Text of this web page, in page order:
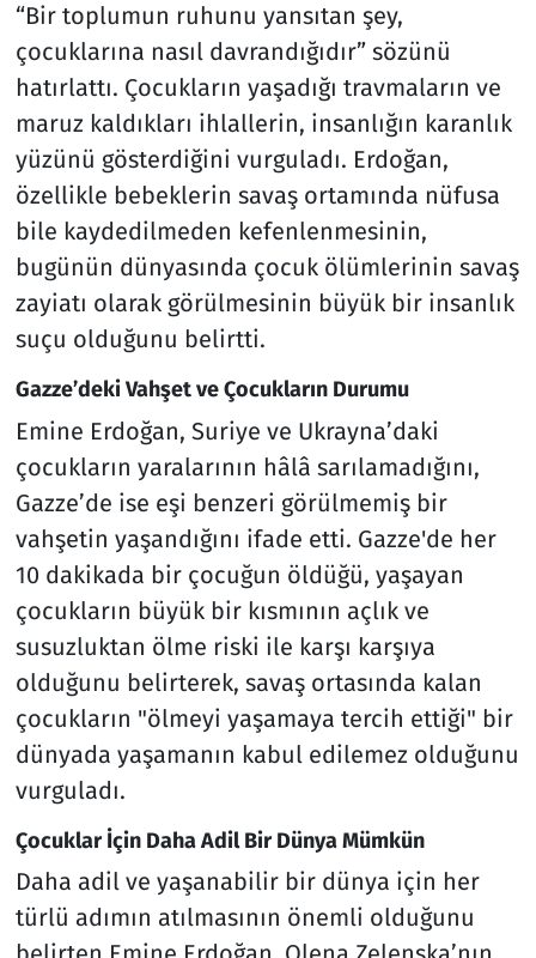
“Bir toplumun ruhunu yansıtan şey,
çocuklarına nasıl davrandığıdır” sözünü
hatırlattı. Çocukların yaşadığı travmaların ve
maruz kaldıkları ihlallerin, insanlığın karanlık
yüzünü gösterdiğini vurguladı. Erdoğan,
özellikle bebeklerin savaş ortamında nüfusa
bile kaydedilmeden kefenlenmesinin,
bugünün dünyasında çocuk ölümlerinin savaş
zayiatı olarak görülmesinin büyük bir insanlık
suçu olduğunu belirtti.
Gazze’deki Vahşet ve Çocukların Durumu
Emine Erdoğan, Suriye ve Ukrayna’daki
çocukların yaralarının hâlâ sarılamadığını,
Gazze’de ise eşi benzeri görülmemiş bir
vahşetin yaşandığını ifade etti. Gazze'de her
10 dakikada bir çocuğun öldüğü, yaşayan
çocukların büyük bir kısmının açlık ve
susuzluktan ölme riski ile karşı karşıya
olduğunu belirterek, savaş ortasında kalan
çocukların "ölmeyi yaşamaya tercih ettiği" bir
dünyada yaşamanın kabul edilemez olduğunu
vurguladı.
Çocuklar İçin Daha Adil Bir Dünya Mümkün
Daha adil ve yaşanabilir bir dünya için her
türlü adımın atılmasının önemli olduğunu